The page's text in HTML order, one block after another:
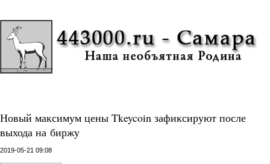
Новый максимум цены Tkeycoin зафиксируют после
выхода на биржу
2019-05-21 09:08